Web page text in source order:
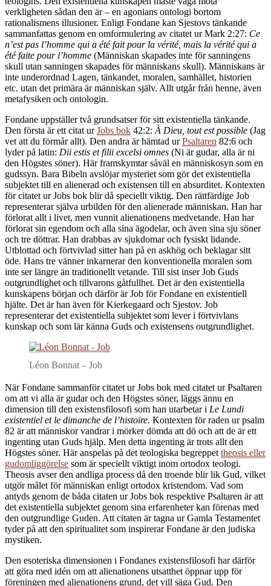
verkligheten sådan den är – en agonians ontologi bortom
rationalismens illusioner. Enligt Fondane kan Sjestovs tänkande
sammanfattas genom en omformulering av citatet ur Mark 2:27: Ce
n’est pas l’homme qui a été fait pour la vérité, mais la vérité qui a
été faite pour l’homme (Människan skapades inte för sanningens
skull utan sanningen skapades för människans skull). Människans är
inte underordnad Lagen, tänkandet, moralen, samhället, historien
etc. utan det primära är människan själv. Allt utgår från henne, även
metafysiken och ontologin.
Fondane uppställer två grundsatser för sitt existentiella tänkande.
Den första är ett citat urJobs bok 42:2: À Dieu, tout est possible (Jag
vet att du förmår allt). Den andra är hämtad urPsaltaren 82:6 och
lyder på latin: Dii estis et filii excelsi omnes (Ni är gudar, alla är ni
den Högstes söner). Här framskymtar såväl en människosyn som en
gudssyn. Bara Bibeln avslöjar mysteriet som gör det existentiella
subjektet till en alienerad och existensen till en absurditet. Kontexten
för citatet ur Jobs bok blir då speciellt viktig. Den rättfärdige Job
representerar själva urbilden för den alienerade människan. Han har
förlorat allt i livet, men vunnit alienationens medvetande. Han har
förlorat sin egendom och alla sina ägodelar, och även sina sju söner
och tre döttrar. Han drabbas av sjukdomar och fysiskt lidande.
Utblottad och förtvivlad sitter han på en askhög och beklagar sitt
öde. Hans tre vänner inkarnerar den konventionella moralen som
inte ser längre än traditionellt vetande. Till sist inser Job Guds
outgrundlighet och tillvarons gåtfullhet. Det är den existentiella
kunskapens början och därför är Job för Fondane en existentiell
hjälte. Det är han även för Kierkegaard och Sjestov. Job
representerar det existentiella subjektet som lever i förtvivlans
kunskap och som lär känna Guds och existensens outgrundlighet.
Léon Bonnat – Job
När Fondane sammanför citatet ur Jobs bok med citatet ur Psaltaren
om att vi alla är gudar och den Högstes söner, läggs ännu en
dimension till den existensfilosofi som han utarbetar i Le Lundi
existentiel et le dimanche de l’histoire. Kontexten för raden ur psalm
82 är att människor vandrar i mörker dömda att dö och att de är ett
ingenting utan Guds hjälp. Men detta ingenting är trots allt den
Högstes söner. Här anspelas på det teologiska begreppet theosis eller
gudomliggörelse som är speciellt viktigt inom ortodox teologi.
Theosis avser den andliga process då den troende blir lik Gud, vilket
utgör målet för människan enligt ortodox kristendom. Vad som
antyds genom de båda citaten ur Jobs bok respektive Psaltaren är att
det existentiella subjektet genom sina erfarenheter kan förenas med
den outgrundlige Guden. Att citaten är tagna ur Gamla Testamentet
tyder på att den spiritualitet som inspirerar Fondane är den judiska
mystiken.
Den esoteriska dimensionen i Fondanes existensfilosofi har därför
att göra med idén om att alienationens utsatthet öppnar upp för
föreningen med alienationens grund, det vill säga Gud. Den